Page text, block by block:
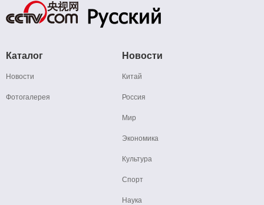
Каталог
Новости
Фотогалерея
Новости
Китай
Россия
Мир
Экономика
Культура
Спорт
Наука